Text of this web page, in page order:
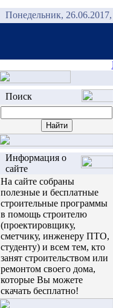
Понедельник,
Поиск
Информация о
сайте
На сайте собраны
полезные и бесплатные
строительные программы
в помощь строителю
(проектировщику,
сметчику, инженеру ПТО,
студенту) и всем тем, кто
занят строительством или
ремонтом своего дома,
которые Вы можете
скачать бесплатно!